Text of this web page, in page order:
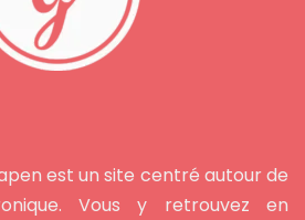
est un site centré autour de
Vous y retrouvez en